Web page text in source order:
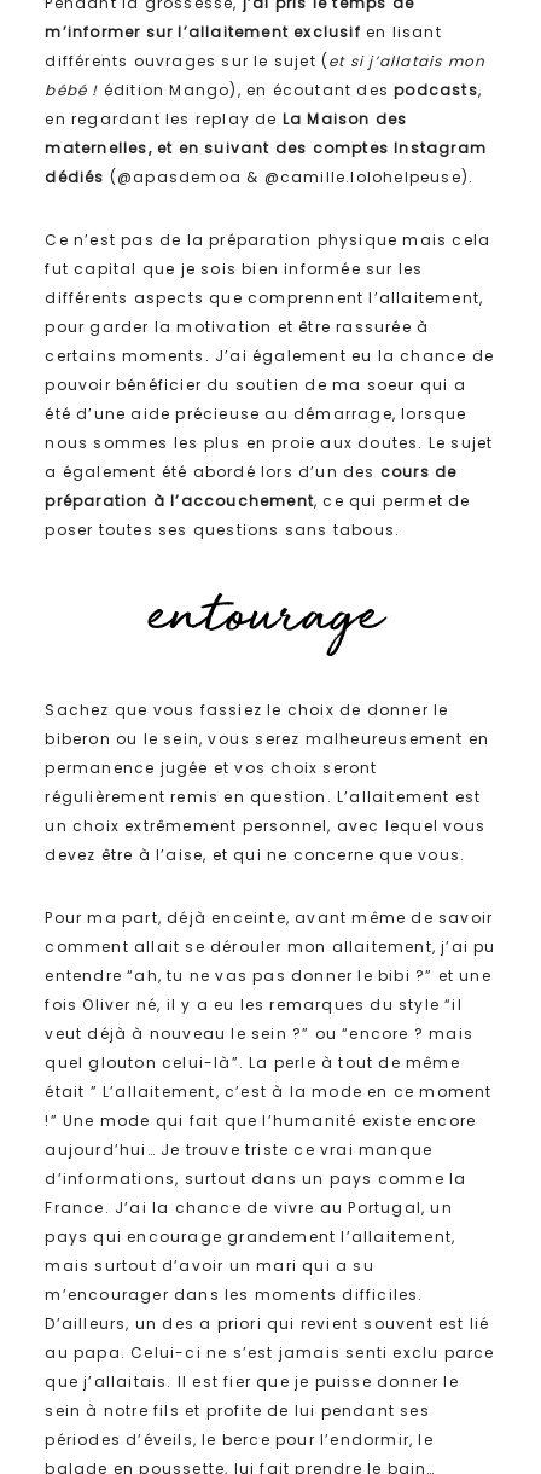
m’informer sur l’allaitement exclusif en lisant
différents ouvrages sur le sujet (et si j’allatais mon
bébé ! édition Mango), en écoutant despodcasts,
en regardant les replay de La Maison des
maternelles, et en suivant des comptes Instagram
dédiés (@apasdemoa & @camille.lolohelpeuse).
Ce n’est pas de la préparation physique mais cela
fut capital que je sois bien informée sur les
différents aspects que comprennent l’allaitement,
pour garder la motivation et être rassurée à
certains moments. J’ai également eu la chance de
pouvoir bénéficier du soutien de ma soeur qui a
été d’une aide précieuse au démarrage, lorsque
nous sommes les plus en proie aux doutes. Le sujet
a également été abordé lors d’un des cours de
préparation à l’accouchement, ce qui permet de
poser toutes ses questions sans tabous.
Sachez que vous fassiez le choix de donner le
biberon ou le sein, vous serez malheureusement en
permanence jugée et vos choix seront
régulièrement remis en question. L’allaitement est
un choix extrêmement personnel, avec lequel vous
devez être à l’aise, et qui ne concerne que vous.
Pour ma part, déjà enceinte, avant même de savoir
comment allait se dérouler mon allaitement, j’ai pu
entendre “ah, tu ne vas pas donner le bibi ?” et une
fois Oliver né, il y a eu les remarques du style “il
veut déjà à nouveau le sein ?” ou “encore ? mais
quel glouton celui-là”. La perle à tout de même
était ” L’allaitement, c’est à la mode en ce moment
!” Une mode qui fait que l’humanité existe encore
aujourd’hui… Je trouve triste ce vrai manque
d’informations, surtout dans un pays comme la
France. J’ai la chance de vivre au Portugal, un
pays qui encourage grandement l’allaitement,
mais surtout d’avoir un mari qui a su
m’encourager dans les moments difficiles.
D’ailleurs, un des a priori qui revient souvent est lié
au papa. Celui-ci ne s’est jamais senti exclu parce
que j’allaitais. Il est fier que je puisse donner le
sein à notre fils et profite de lui pendant ses
périodes d’éveils, le berce pour l’endormir, le
balade en poussette, lui fait prendre le bain…